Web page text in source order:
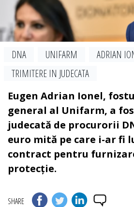
DNA UNIFARM ADRIAN
TRIMITERE IN JUDECATA
Eugen Adrian Ionel,
general al Unifarm, a
judecată de procurorii
euro mită pe care i-ar fi
contract pentru
protecție.
SHARE